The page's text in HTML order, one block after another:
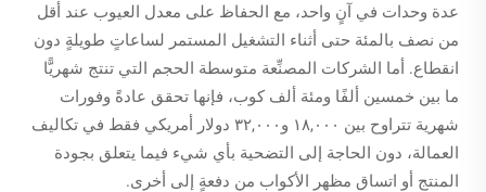
عدة وحدات في آنٍ واحد، مع الحفاظ على معدل العيوب عند أقل
من نصف بالمئة حتى أثناء التشغيل المستمر لساعاتٍ طويلةٍ دون
انقطاع. أما الشركات المصنِّعة متوسطة الحجم التي تنتج شهريًّا
ما بين خمسين ألفًا ومئة ألف كوب، فإنها تحقق عادةً وفورات
شهرية تتراوح بين ١٨,٠٠٠ و٣٢,٠٠٠ دولار أمريكي فقط في تكاليف
العمالة، دون الحاجة إلى التضحية بأي شيء فيما يتعلق بجودة
المنتج أو اتساق مظهر الأكواب من دفعةٍ إلى أخرى.